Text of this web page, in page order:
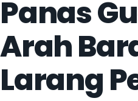
Panas
Arah
Larang